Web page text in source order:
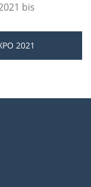
bis
2021